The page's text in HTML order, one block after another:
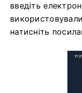
введіть
натисніть